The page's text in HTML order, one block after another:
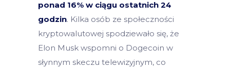
ponad 16% w ciągu ostatnich 24
godzin. Kilka osób ze społeczności
kryptowalutowej spodziewało się, że
Elon Musk wspomni o Dogecoin w
słynnym skeczu telewizyjnym, co